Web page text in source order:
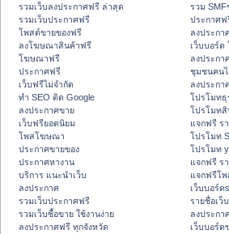
รวมเว็บลงประกาศฟรี ล่าสุด
รวมเว็บประกาศฟรี
โพสต์ขายของฟรี
ลงโฆษณาสินค้าฟรี
โฆษณาฟรี
ประกาศฟรี
เว็บฟรีไม่จำกัด
ทำ SEO ติด Google
ลงประกาศขาย
เว็บฟรียอดนิยม
โพสโฆษณา
ประกาศขายของ
ประกาศหางาน
บริการ แนะนำเว็บ
ลงประกาศ
รวมเว็บประกาศฟรี
รวมเว็บซื้อขาย ใช้งานง่าย
ลงประกาศฟรี ทุกจังหวัด
รวม
ประกาศฟ
ลงประกา
เว็บบอร์ด
ลงประกา
ชุมชนคน
ลงประกา
โปรโมทธุ
โปรโมท
แจกฟรี ร
โปรโมท
โปรโมท
แจกฟรี ร
แจกฟรีโพ
เว็บบอร์ด
รายชื่อเว็
ลงประกา
เว็บบอร์ด